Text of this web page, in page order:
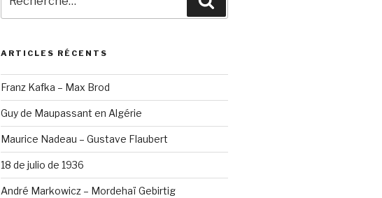
pour
:
ARTICLES RÉCENTS
Franz Kafka – Max Brod
Guy de Maupassant en Algérie
Maurice Nadeau – Gustave Flaubert
18 de julio de 1936
André Markowicz – Mordehaï Gebirtig